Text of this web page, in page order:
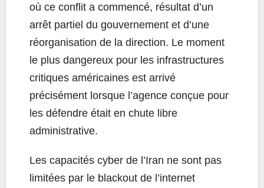
où ce conflit a commencé, résultat d’un
arrêt partiel du gouvernement et d’une
réorganisation de la direction. Le moment
le plus dangereux pour les infrastructures
critiques américaines est arrivé
précisément lorsque l’agence conçue pour
les défendre était en chute libre
administrative.
Les capacités cyber de l’Iran ne sont pas
limitées par le blackout de l’internet